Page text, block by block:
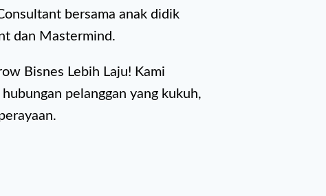
bersama anak didik
dan Mastermind.
Bisnes Lebih Laju! Kami
pelanggan yang kukuh,